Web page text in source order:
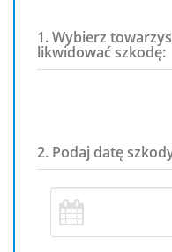
1. Wybierz
likwidować szkodę:
2. Podaj datę